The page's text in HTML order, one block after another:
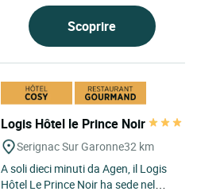
Scoprire
Logis Hôtel le Prince Noir
Serignac Sur Garonne32 km
A soli dieci minuti da Agen, il Logis
Hôtel Le Prince Noir ha sede nel